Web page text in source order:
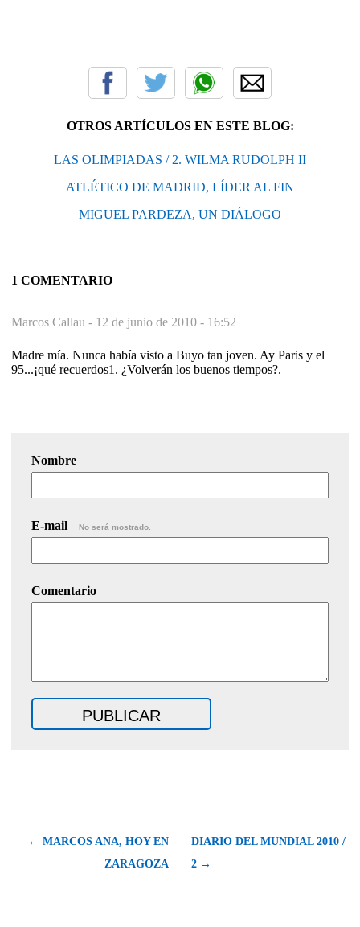
OTROS ARTÍCULOS EN ESTE BLOG:
LAS OLIMPIADAS / 2. WILMA RUDOLPH II
ATLÉTICO DE MADRID, LÍDER AL FIN
MIGUEL PARDEZA, UN DIÁLOGO
1 COMENTARIO
Marcos Callau - 12 de junio de 2010 - 16:52
Madre mía. Nunca había visto a Buyo tan joven. Ay Paris y el
95...¡qué recuerdos1. ¿Volverán los buenos tiempos?.
Nombre
E-mail No será mostrado.
Comentario
← MARCOS ANA, HOY EN
ZARAGOZA
DIARIO DEL MUNDIAL 2010 /
2 →